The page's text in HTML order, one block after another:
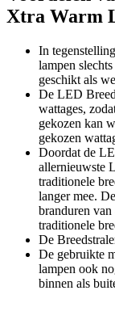
Xtra Warm
In
lampen
geschikt als
De LED
wattages,
gekozen kan
gekozen
Doordat de
allernieuwste
traditionele
langer mee.
branduren
traditionele
De
De gebruikte
lampen ook
binnen als